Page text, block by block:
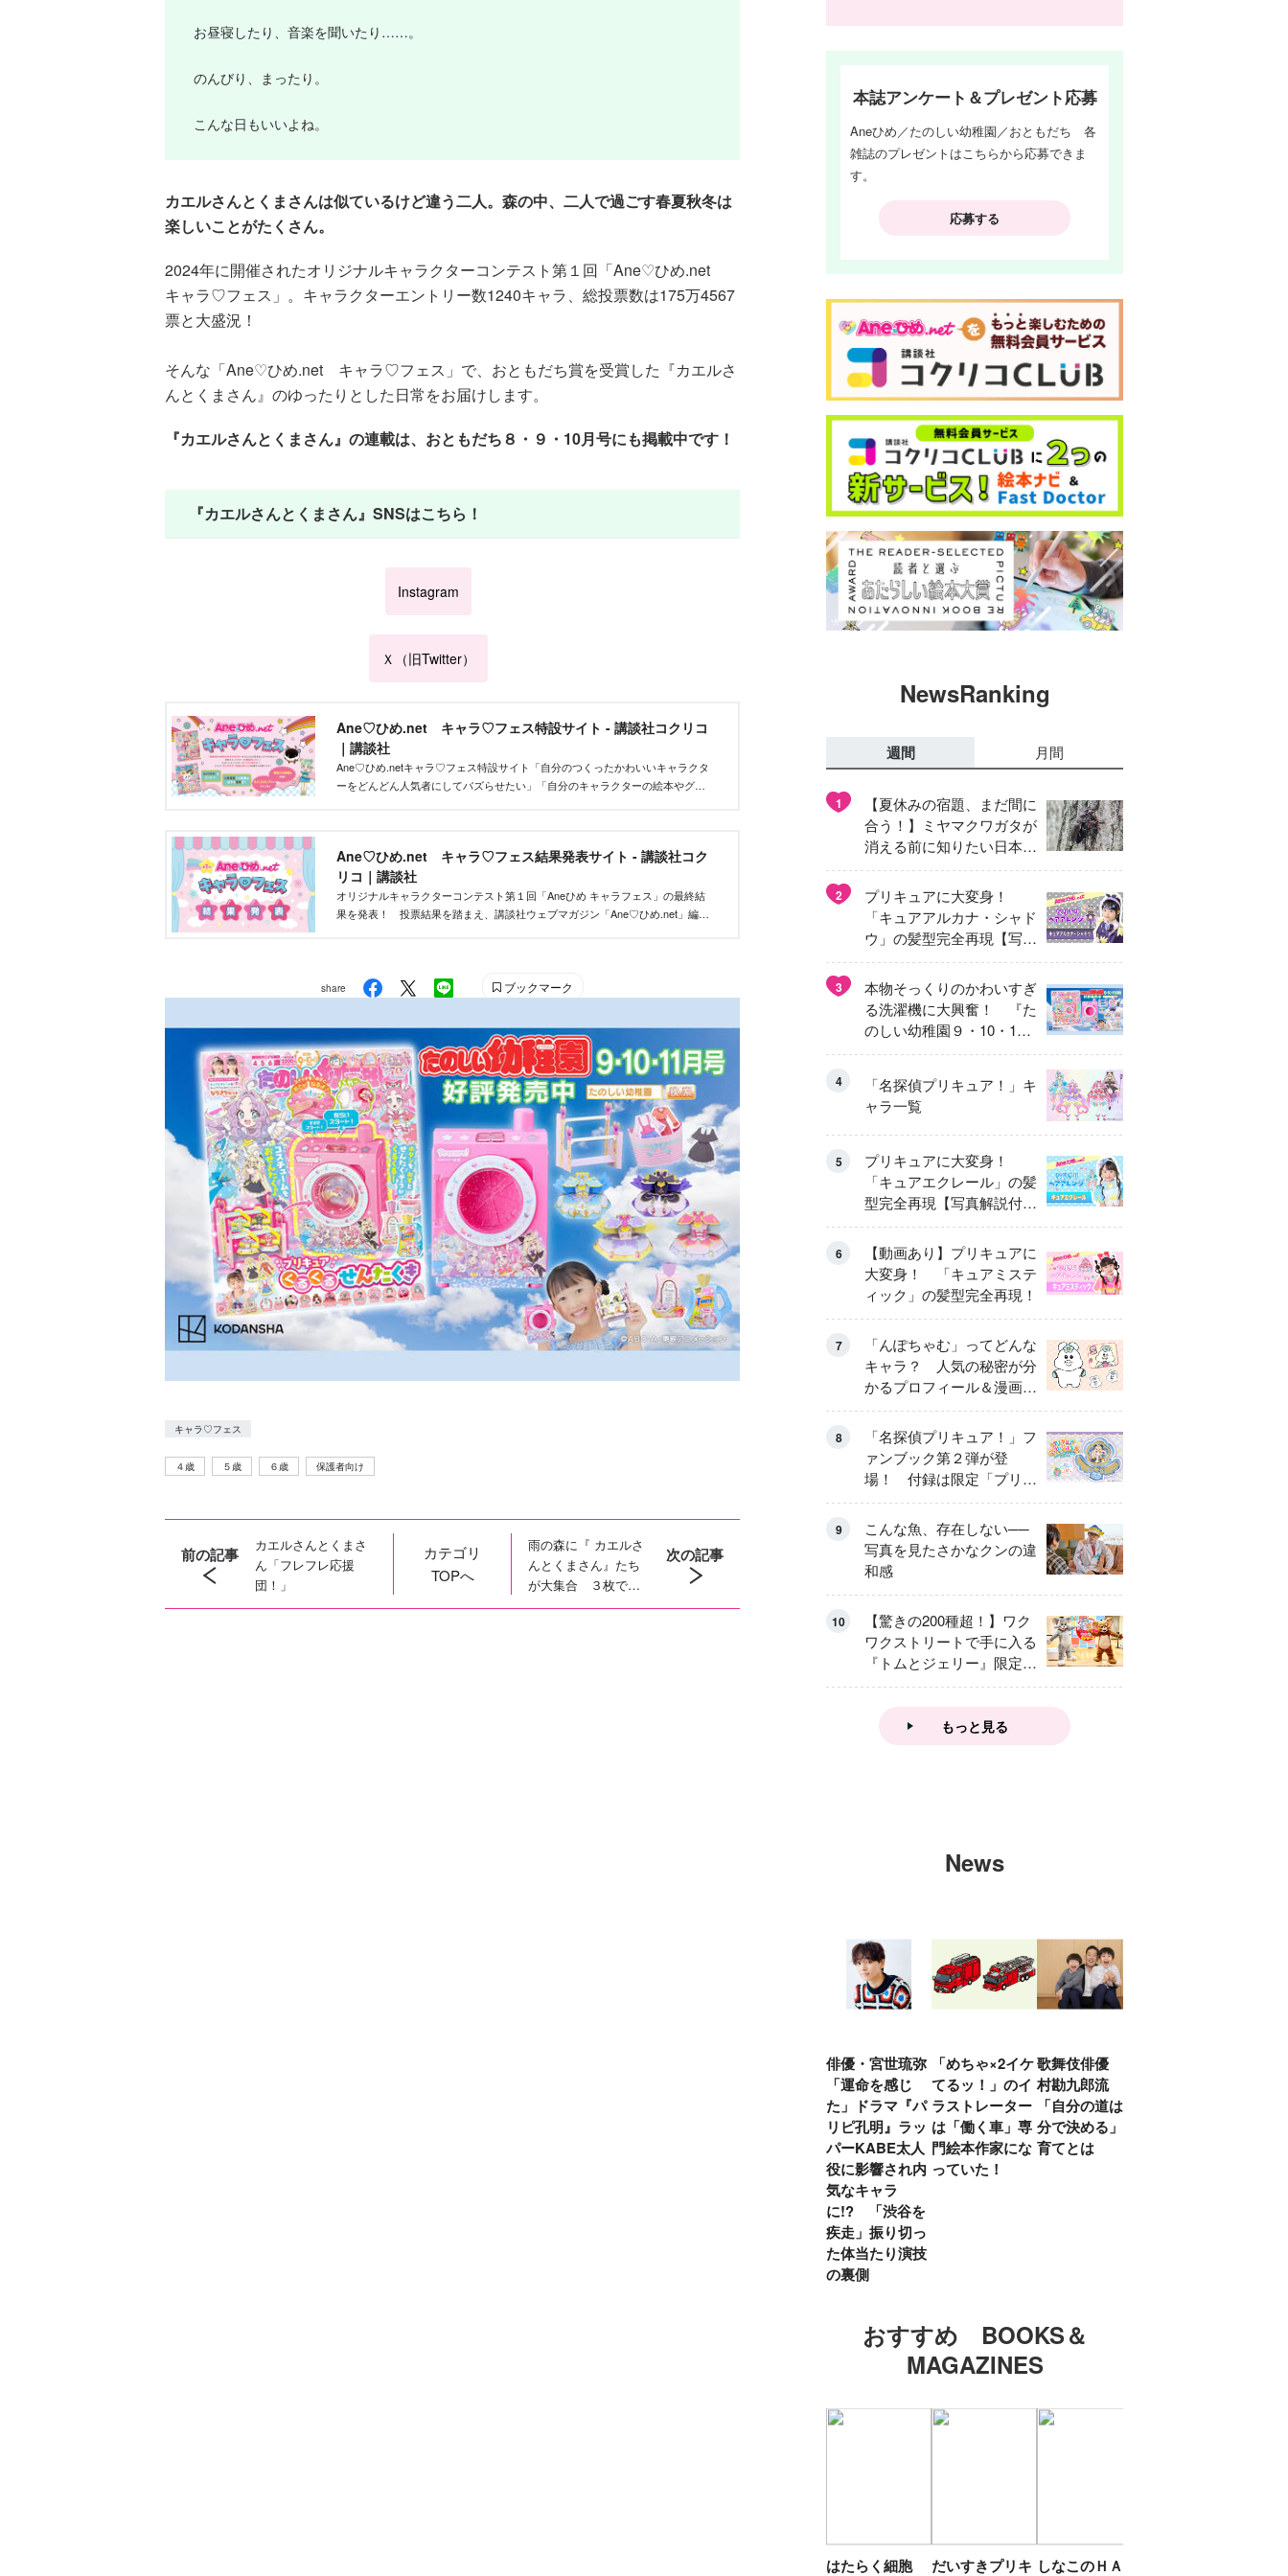
お昼寝したり、音楽を聞いたり……。
のんびり、まったり。
こんな日もいいよね。
カエルさんとくまさんは似ているけど違う二人。森の中、二人で過ごす春夏秋冬は
楽しいことがたくさん。
2024年に開催されたオリジナルキャラクターコンテスト第１回「Ane♡ひめ.net
キャラ♡フェス」。キャラクターエントリー数1240キャラ、総投票数は175万4567
票と大盛況！
そんな「Ane♡ひめ.net キャラ♡フェス」で、おともだち賞を受賞した『カエルさ
んとくまさん』のゆったりとした日常をお届けします。
『カエルさんとくまさん』の連載は、おともだち８・９・10月号にも掲載中です！
『カエルさんとくまさん』SNSはこちら！
Instagram
Ｘ（旧Twitter）
Ane♡ひめ.net キャラ♡フェス特設サイト - 講談社コクリコ
｜講談社
Ane♡ひめ.netキャラ♡フェス特設サイト「自分のつくったかわいいキャラクタ
ーをどんどん人気者にしてバズらせたい」「自分のキャラクターの絵本やグッ
Ane♡ひめ.net キャラ♡フェス結果発表サイト - 講談社コク
リコ｜講談社
オリジナルキャラクターコンテスト第１回「Aneひめ キャラフェス」の最終結
果を発表！ 投票結果を踏まえ、講談社ウェブマガジン「Ane♡ひめ.net」編集
share ブックマーク
キャラ♡フェス
４歳 ５歳 ６歳 保護者向け
前の記事
カエルさんとくまさ
ん「フレフレ応援
団！」
カテゴリ
TOPへ
雨の森に『 カエルさ
んとくまさん』たち
が大集合 ３枚でつ
ながるイラスト完
次の記事
本誌アンケート＆プレゼント応募
Aneひめ／たのしい幼稚園／おともだち 各
雑誌のプレゼントはこちらから応募できま
す。
応募する
NewsRanking
週間 月間
1
【夏休みの宿題、まだ間に
合う！】ミヤマクワガタが
消える前に知りたい日本の
異変
2
プリキュアに大変身！
「キュアアルカナ・シャド
ウ」の髪型完全再現【写真
解説付き】
3
本物そっくりのかわいすぎ
る洗濯機に大興奮！ 『た
のしい幼稚園９・10・11
月号』だけのオリジナル付
せんたくき」
4
「名探偵プリキュア！」キ
ャラ一覧
5
プリキュアに大変身！
「キュアエクレール」の髪
型完全再現【写真解説付
き】
6
【動画あり】プリキュアに
大変身！ 「キュアミステ
ィック」の髪型完全再現！
7
「んぽちゃむ」ってどんな
キャラ？ 人気の秘密が分
かるプロフィール＆漫画ま
とめ
8
「名探偵プリキュア！」フ
ァンブック第２弾が登
場！ 付録は限定「プリキ
ュアマコトジュエル キュ
アアルカナ・シャドウ ア
イスver.」 キュアエクレ
ールを大特集！
9
こんな魚、存在しない──
写真を見たさかなクンの違
和感
10
【驚きの200種超！】ワク
ワクストリートで手に入る
『トムとジェリー』限定グ
ッズ特集
もっと見る
News
俳優・宮世琉弥
「運命を感じ
た」ドラマ『パ
リピ孔明』ラッ
パーKABE太人
役に影響され内
気なキャラ
に!? 「渋谷を
疾走」振り切っ
た体当たり演技
の裏側
「めちゃ×2イケ
てるッ！」のイ
ラストレーター
は「働く車」専
門絵本作家にな
っていた！
歌舞伎俳優 中
村勘九郎流
「自分の道は自
分で決める」子
育てとは
おすすめ BOOKS＆
MAGAZINES
はたらく細胞
だいすきプリキ しなこのＨＡＰ